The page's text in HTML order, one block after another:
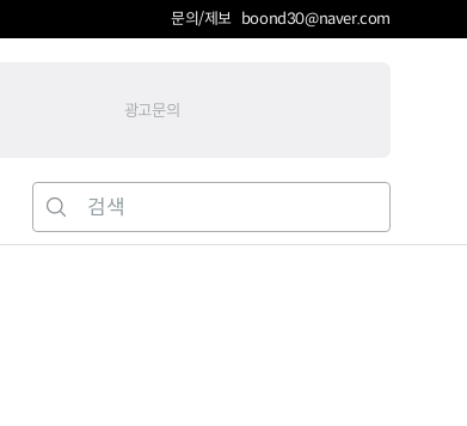
문의/제보 boond30@naver.com
광고문의